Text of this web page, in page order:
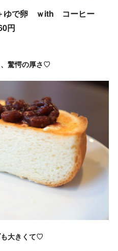
ゆで卵 ｗith コーヒー
円
驚愕の厚さ♡
大きくて♡